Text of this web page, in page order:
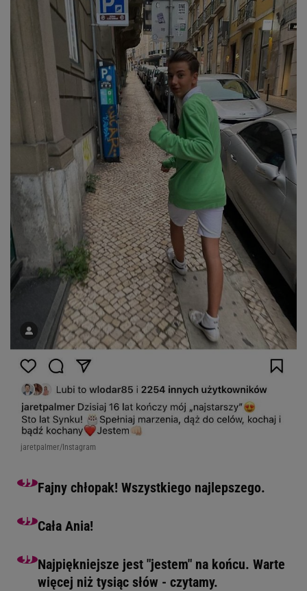
jaretpalmer/Instagram
Fajny chłopak! Wszystkiego najlepszego.
Cała Ania!
Najpiękniejsze jest "jestem" na końcu. Warte
więcej niż tysiąc słów - czytamy.